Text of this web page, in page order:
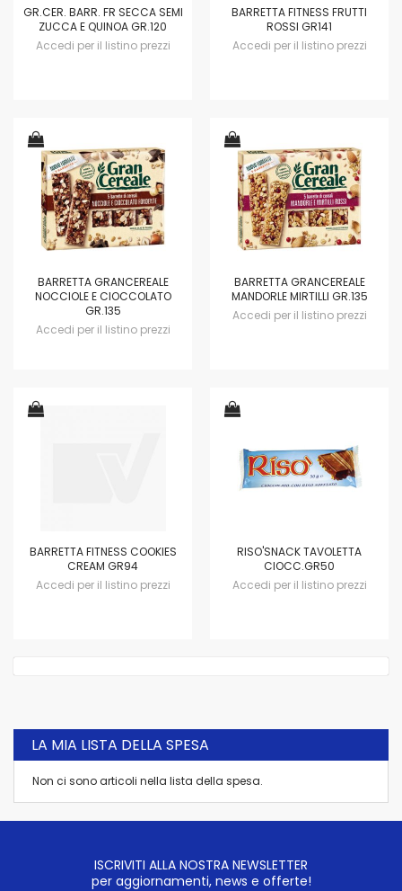
GR.CER. BARR. FR SECCA SEMI
ZUCCA E QUINOA GR.120
Accedi per il listino prezzi
BARRETTA FITNESS FRUTTI
ROSSI GR141
Accedi per il listino prezzi
BARRETTA GRANCEREALE
NOCCIOLE E CIOCCOLATO
GR.135
Accedi per il listino prezzi
BARRETTA GRANCEREALE
MANDORLE MIRTILLI GR.135
Accedi per il listino prezzi
BARRETTA FITNESS COOKIES
CREAM GR94
Accedi per il listino prezzi
RISO'SNACK TAVOLETTA
CIOCC.GR50
Accedi per il listino prezzi
LA MIA LISTA DELLA SPESA
Non ci sono articoli nella lista della spesa.
ISCRIVITI ALLA NOSTRA NEWSLETTER
per aggiornamenti, news e offerte!